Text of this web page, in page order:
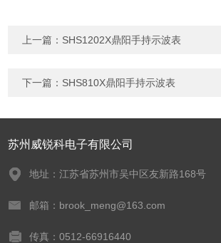
上一篇： SHS1202X鼎阳手持示波表
下一篇： SHS810X鼎阳手持示波表
苏州威锐科电子有限公司
地址：江苏省苏州市吴中区友新路168号
邮箱：brook_meng@163.com
传真：0512-66916440